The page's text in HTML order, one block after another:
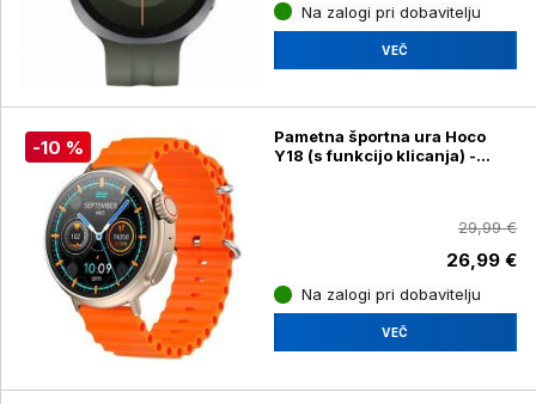
Na zalogi pri dobavitelju
VEČ
-10 %
Pametna športna ura Hoco
Y18 (s funkcijo klicanja) -
29,99 €
26,99 €
Na zalogi pri dobavitelju
VEČ